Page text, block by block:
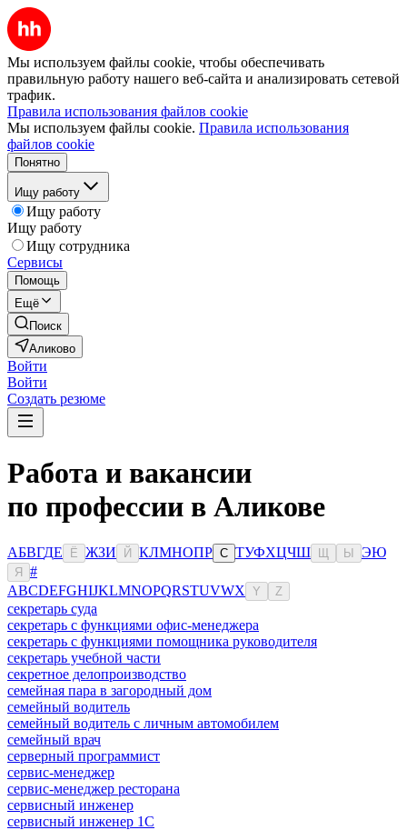
Мы используем файлы cookie, чтобы обеспечивать
правильную работу нашего веб-сайта и анализировать сетевой
трафик.
Правила использования файлов cookie
Мы используем файлы cookie. Правила использования
файлов cookie
Понятно
Ищу работу
Ищу работу
Ищу работу
Ищу сотрудника
Сервисы
Помощь
Ещё
Поиск
Аликово
Войти
Войти
Создать резюме
Работа и вакансии
по профессии в Аликове
АБВГДЕ Ё ЖЗИ Й КЛМНОПР С ТУФХЦЧШ Ы ЭЮ
Я
#
ABCDEFGHIJKLMNOPQRSTUVWX Y Z
секретарь суда
секретарь с функциями офис-менеджера
секретарь с функциями помощника руководителя
секретарь учебной части
секретное делопроизводство
семейная пара в загородный дом
семейный водитель
семейный водитель с личным автомобилем
семейный врач
серверный программист
сервис-менеджер
сервис-менеджер ресторана
сервисный инженер
сервисный инженер 1С